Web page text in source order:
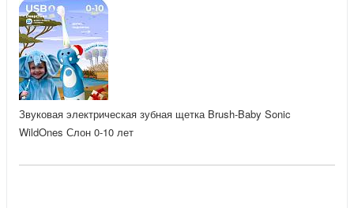
Звуковая электрическая зубная щетка Brush-Baby Sonic
WildOnes Слон 0-10 лет